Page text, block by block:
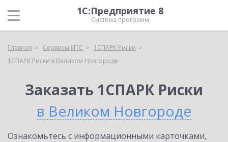
1С:Предприятие 8
Система программ
Главная Сервисы ИТС
1СПАРК Риски
1СПАРК Риски в Великом Новгороде
Заказать 1СПАРК Риски
в Великом Новгороде
Ознакомьтесь с информационными карточками,